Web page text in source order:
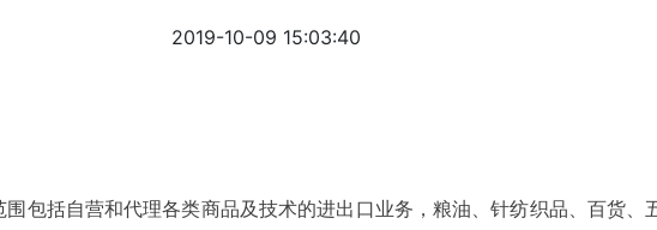
2019-10-09 15:03:40
包括自营和代理各类商品及技术的进出口业务，粮油、针纺织品、百货